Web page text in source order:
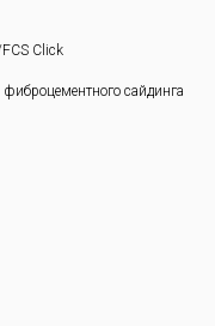
Click
фиброцементного сайдинга